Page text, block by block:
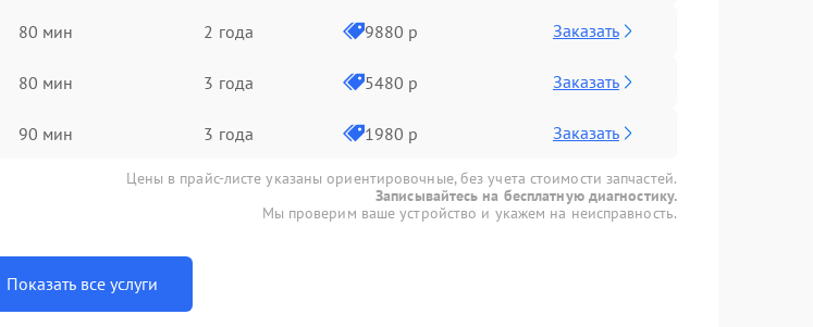
80 мин 2 года 9880 р Заказать
80 мин 3 года 5480 р Заказать
90 мин 3 года 1980 р Заказать
Цены в прайс-листе указаны ориентировочные, без учета стоимости запчастей.
Записывайтесь на бесплатную диагностику.
Мы проверим ваше устройство и укажем на неисправность.
Показать все услуги